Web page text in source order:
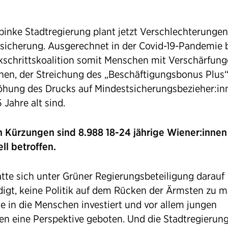
Stadtregierung plant jetzt
Ausgerechnet in der Covid-19-Pandemie
somit Menschen mit
der Streichung des „Beschäftigungsbonus
des Drucks auf
Jahre alt sind.
Kürzungen sind 8.988 18-24 jährige Wiener:innen
betroffen.
sich unter Grüner Regierungsbeteiligung darauf
keine Politik auf dem Rücken der Ärmsten zu
in die Menschen investiert und vor allem jungen
eine Perspektive geboten. Und die